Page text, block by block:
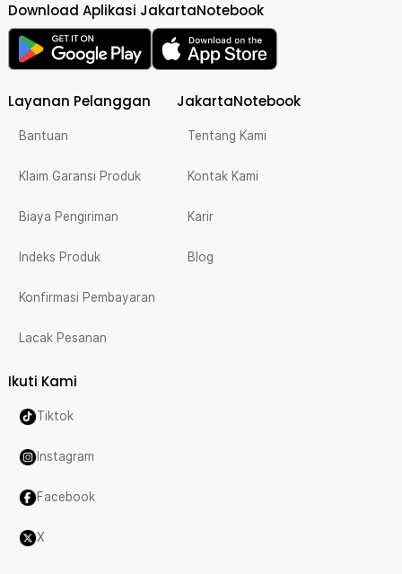
Download Aplikasi JakartaNotebook
Layanan Pelanggan
Bantuan
Klaim Garansi Produk
Biaya Pengiriman
Indeks Produk
Konfirmasi Pembayaran
Lacak Pesanan
JakartaNotebook
Tentang Kami
Kontak Kami
Karir
Blog
Ikuti Kami
Tiktok
Instagram
Facebook
X